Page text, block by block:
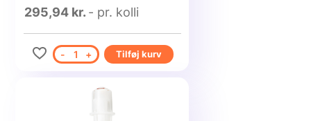
295,94 kr. - pr. kolli
- 1 + Tilføj kurv